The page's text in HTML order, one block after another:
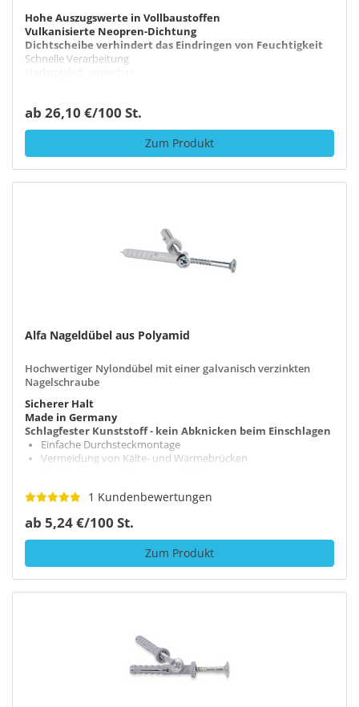
Hohe Auszugswerte in Vollbaustoffen
Vulkanisierte Neopren-Dichtung
Dichtscheibe verhindert das Eindringen von Feuchtigkeit
Schnelle Verarbeitung
ab 26,10 €/100 St.
Zum Produkt
Alfa Nageldübel aus Polyamid
Hochwertiger Nylondübel mit einer galvanisch verzinkten
Nagelschraube
Sicherer Halt
Made in Germany
Schlagfester Kunststoff - kein Abknicken beim Einschlagen
Einfache Durchsteckmontage
Vermeidung von Kälte- und Wärmebrücken
1 Kundenbewertungen
ab 5,24 €/100 St.
Zum Produkt